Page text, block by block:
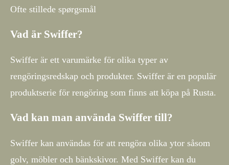
Ofte stillede spørgsmål
Vad är Swiffer?
Swiffer är ett varumärke för olika typer av
rengöringsredskap och produkter. Swiffer är en populär
produktserie för rengöring som finns att köpa på Rusta.
Vad kan man använda Swiffer till?
Swiffer kan användas för att rengöra olika ytor såsom
golv, möbler och bänkskivor. Med Swiffer kan du